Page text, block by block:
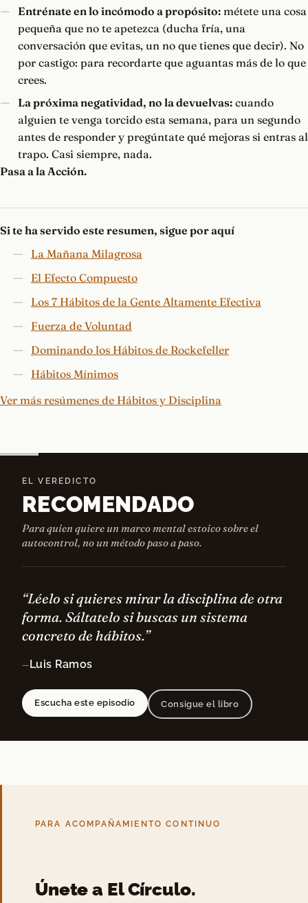
Entrénate en lo incómodo a propósito:métete una cosa
pequeña que no te apetezca (ducha fría, una
conversación que evitas, un no que tienes que decir). No
por castigo: para recordarte que aguantas más de lo que
crees.
La próxima negatividad, no la devuelvas:cuando
alguien te venga torcido esta semana, para un segundo
antes de responder y pregúntate qué mejoras si entras al
trapo. Casi siempre, nada.
Pasa a la Acción.
Si te ha servido este resumen, sigue por aquí
La Mañana Milagrosa
El Efecto Compuesto
Los 7 Hábitos de la Gente Altamente Efectiva
Fuerza de Voluntad
Dominando los Hábitos de Rockefeller
Hábitos Mínimos
Ver más resúmenes de Hábitos y Disciplina
EL VEREDICTO
RECOMENDADO
Para quien quiere un marco mental estoico sobre el
autocontrol, no un método paso a paso.
“Léelo si quieres mirar la disciplina de otra
forma. Sáltatelo si buscas un sistema
concreto de hábitos.”
— Luis Ramos
Escucha este episodio Consigue el libro
PARA ACOMPAÑAMIENTO CONTINUO
Únete a El Círculo.